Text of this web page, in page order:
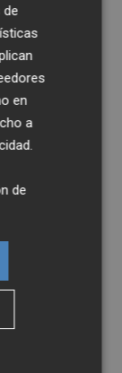
dar es
es la
de los
esta
del
como
Junta de
del 28
de
donde se
de
es el
de
en
a
de